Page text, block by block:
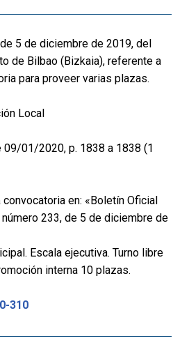
5 de diciembre de 2019, del
de Bilbao (Bizkaia), referente a
para proveer varias plazas.
Local
09/01/2020, p. 1838 a 1838 (1
convocatoria en: «Boletín Oficial
233, de 5 de diciembre de
Escala ejecutiva. Turno libre
interna 10 plazas.
310